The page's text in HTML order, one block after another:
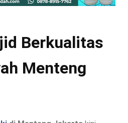
Berkualitas
Menteng